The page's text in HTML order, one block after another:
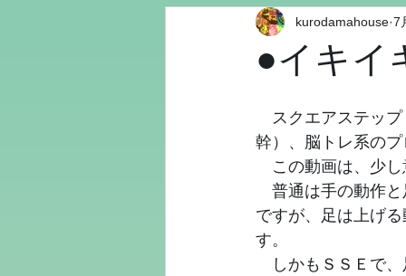
助成金事業 昭和パー
●イキイ
kurodamahouse 7
スクエアステップ
幹）、脳トレ系の
この動画は、少し
普通は手の動作と
ですが、足は上げ
す。
しかもＳＳＥで、